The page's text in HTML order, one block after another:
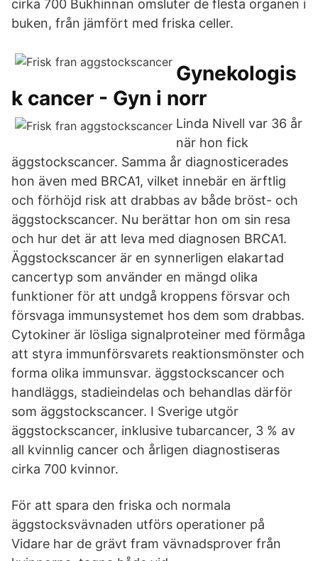
cirka 700 Bukhinnan omsluter de flesta organen i
buken, från jämfört med friska celler.
Gynekologis
k cancer - Gyn i norr
Linda Nivell var 36 år
när hon fick
äggstockscancer. Samma år diagnosticerades
hon även med BRCA1, vilket innebär en ärftlig
och förhöjd risk att drabbas av både bröst- och
äggstockscancer. Nu berättar hon om sin resa
och hur det är att leva med diagnosen BRCA1.
Äggstockscancer är en synnerligen elakartad
cancertyp som använder en mängd olika
funktioner för att undgå kroppens försvar och
försvaga immunsystemet hos dem som drabbas.
Cytokiner är lösliga signalproteiner med förmåga
att styra immunförsvarets reaktionsmönster och
forma olika immunsvar. äggstockscancer och
handläggs, stadieindelas och behandlas därför
som äggstockscancer. I Sverige utgör
äggstockscancer, inklusive tubarcancer, 3 % av
all kvinnlig cancer och årligen diagnostiseras
cirka 700 kvinnor.
För att spara den friska och normala
äggstocksvävnaden utförs operationer på
Vidare har de grävt fram vävnadsprover från